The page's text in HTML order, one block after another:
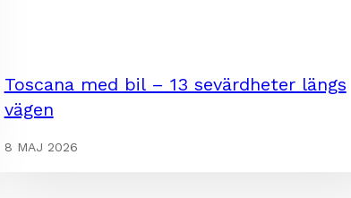
Toscana med bil – 13 sevärdheter längs
vägen
8 MAJ 2026